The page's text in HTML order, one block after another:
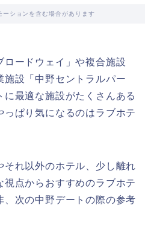
ーションを含む場合があります
ロードウェイ」や複合施設
施設「中野セントラルパー
に最適な施設がたくさんある
っぱり気になるのはラブホテ
それ以外のホテル、少し離れ
視点からおすすめのラブホテ
、次の中野デートの際の参考